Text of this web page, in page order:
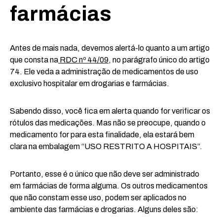
farmácias
Antes de mais nada, devemos alertá-lo quanto a um artigo
que consta na RDC nº 44/09, no parágrafo único do artigo
74. Ele veda a administração de medicamentos de uso
exclusivo hospitalar em drogarias e farmácias.
Sabendo disso, você fica em alerta quando for verificar os
rótulos das medicações. Mas não se preocupe, quando o
medicamento for para esta finalidade, ela estará bem
clara na embalagem “USO RESTRITO A HOSPITAIS”.
Portanto, esse é o único que não deve ser administrado
em farmácias de forma alguma. Os outros medicamentos
que não constam esse uso, podem ser aplicados no
ambiente das farmácias e drogarias. Alguns deles são: